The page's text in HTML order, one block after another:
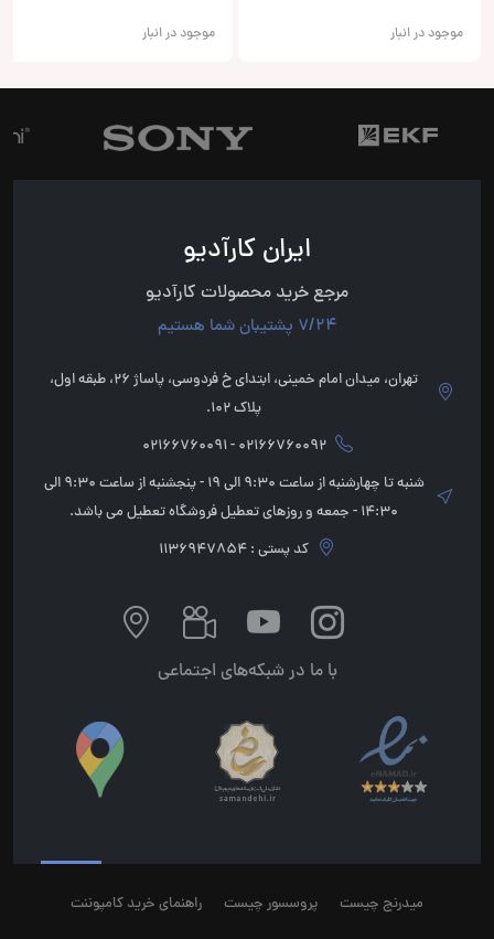
موجود در انبار موجود در انبار
ایران کارآدیو
مرجع خرید محصولات کارآدیو
7/24 پشتیبان شما هستیم
تهران، میدان امام خمینی، ابتدای خ فردوسی، پاساژ 26، طبقه اول،
پلاک 102.
02166760092 - 02166760091
شنبه تا چهارشنبه از ساعت 9:30 الی 19 - پنجشنبه از ساعت 9:30 الی
14:30 - جمعه و روزهای تعطیل فروشگاه تعطیل می باشد.
کد پستی : 1136947854
با ما در شبکه‌های اجتماعی
میدرنج چیست پروسسور چیست راهنمای خرید کامپوننت